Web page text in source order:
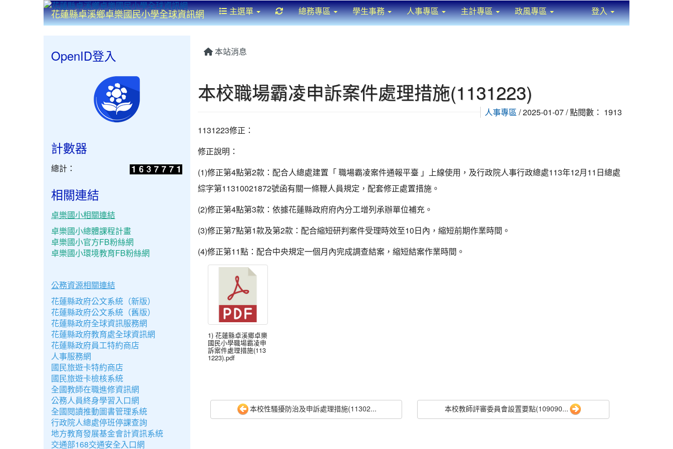
⏸
花蓮縣卓溪鄉卓樂國民小學全球資訊網 主選單 重新取得佈景設定
總務專區 學生事務 人事專區 主計專區 政風專區 登入
本站消息
本校職場霸凌申訴案件處理措施(1131223)
人事專區 / 2025-01-07 / 點閱數： 1913
1131223修正：
修正說明：
(1)修正第4點第2款：配合人總處建置「 職場霸凌案件通報平臺 」上線使用，及行政院人事行政總處113年12月11日總處
綜字第11310021872號函有關一條鞭人員規定，配套修正處置措施。
(2)修正第4點第3款：依據花蓮縣政府府內分工增列承辦單位補充。
(3)修正第7點第1款及第2款：配合縮短研判案件受理時效至10日內，縮短前期作業時間。
(4)修正第11點：配合中央規定一個月內完成調查結案，縮短結案作業時間。
1) 花蓮縣卓溪鄉卓樂
國民小學職場霸凌申
訴案件處理措施(113
1223).pdf
本校性騷擾防治及申訴處理措施(11302... 本校教師評審委員會設置要點(109090...
OpenID登入
計數器
總計：
相關連結
卓樂國小相關連結
卓樂國小總體課程計畫
卓樂國小官方FB粉絲網
卓樂國小環境教育FB粉絲網
公務資源相關連結
花蓮縣政府公文系統（新版）
花蓮縣政府公文系統（舊版）
花蓮縣政府全球資訊服務網
花蓮縣政府教育處全球資訊網
花蓮縣政府員工特約商店
人事服務網
國民旅遊卡特約商店
國民旅遊卡檢核系統
全國教師在職進修資訊網
公務人員終身學習入口網
全國閱讀推動圖書管理系統
行政院人總處停班停課查詢
地方教育發展基金會計資訊系統
交通部168交通安全入口網